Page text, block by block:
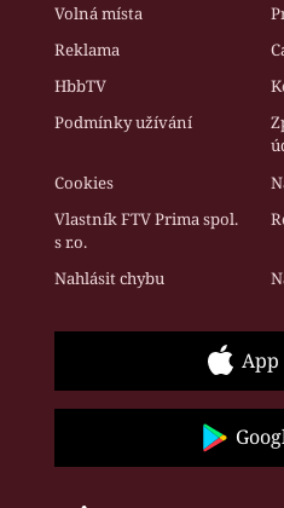
Volná místa
Reklama
HbbTV
Podmínky užívání
Cookies
Vlastník FTV Prima spol.
s r.o.
Nahlásit chybu
App